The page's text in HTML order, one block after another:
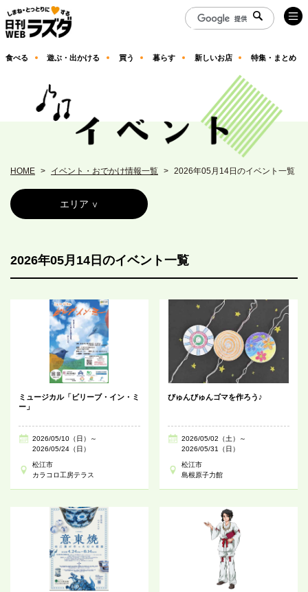
食べる 遊ぶ・出かける 買う 暮らす 新しいお店 特集・まとめ
HOME イベント・おでかけ情報一覧 2026年05月14日のイベント一覧
エリア
2026年05月14日のイベント一覧
ミュージカル「ビリーブ・イン・ミ
ー」
2026/05/10（日）～
2026/05/24（日）
松江市
カラコロ工房テラス
びゅんびゅんゴマを作ろう♪
2026/05/02（土）～
2026/05/31（日）
松江市
島根原子力館